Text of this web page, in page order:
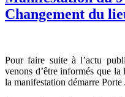
Changement du
Pour faire suite à l’actu
venons d’être informés que
la manifestation démarre Porte